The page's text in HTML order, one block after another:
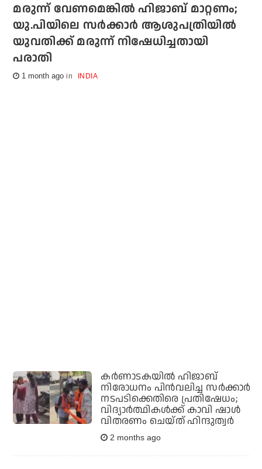
മരുന്ന് വേണമെങ്കില്‍ ഹിജാബ് മാറ്റണം;
യു.പിയിലെ സര്‍ക്കാര്‍ ആശുപത്രിയില്‍
യുവതിക്ക് മരുന്ന് നിഷേധിച്ചതായി
പരാതി
1 month ago INDIA
കര്‍ണാടകയില്‍ ഹിജാബ്
നിരോധനം പിന്‍വലിച്ച സര്‍ക്കാര്‍
നടപടിക്കെതിരെ പ്രതിഷേധം;
വിദ്യാര്‍ത്ഥികള്‍ക്ക് കാവി ഷാള്‍
വിതരണം ചെയ്ത് ഹിന്ദുത്വര്‍
2 months ago